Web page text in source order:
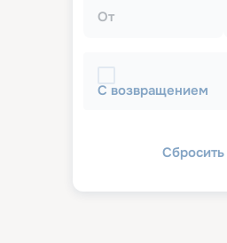
От
С возвращением